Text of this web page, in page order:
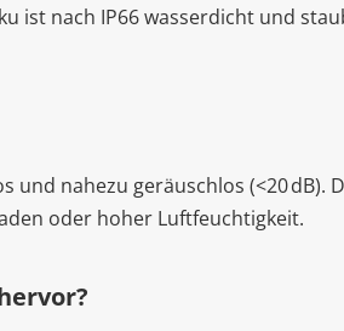
ist nach IP66 wasserdicht und
nahezu geräuschlos (<20 dB).
oder hoher Luftfeuchtigkeit.